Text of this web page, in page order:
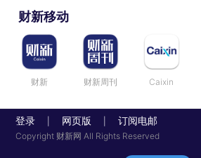
财新移动
财新 财新周刊 Caixin
登录 网页版 订阅电邮
Copyright 财新网 All Rights Reserved